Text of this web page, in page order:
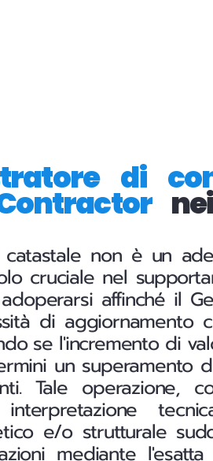
di
nei
non è un
cruciale nel
affinché il
di aggiornamento
se l'incremento di
un superamento
Tale operazione,
e/o strutturale
mediante